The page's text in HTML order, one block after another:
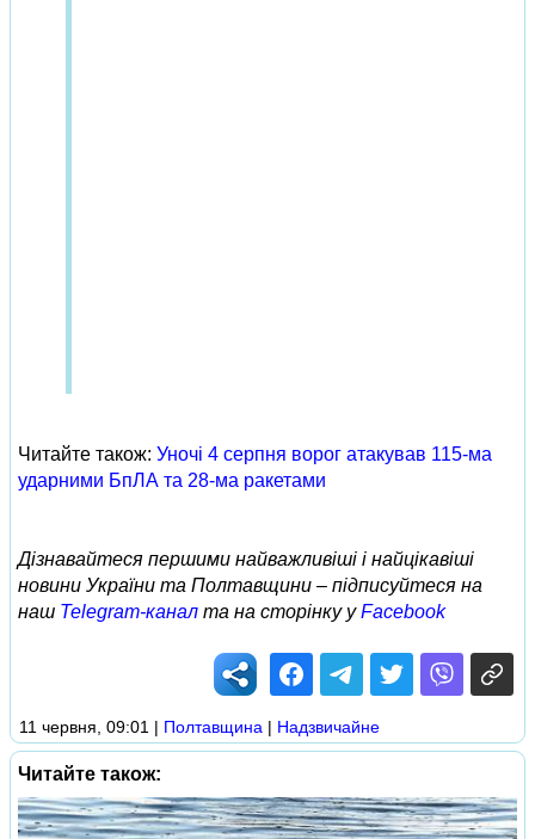
Читайте також: Уночі 4 серпня ворог атакував 115-ма
ударними БпЛА та 28-ма ракетами
Дізнавайтеся першими найважливіші і найцікавіші
новини України та Полтавщини – підписуйтеся на
наш Telegram-канал та на сторінку уFacebook
11 червня, 09:01 | Полтавщина | Надзвичайне
Читайте також: